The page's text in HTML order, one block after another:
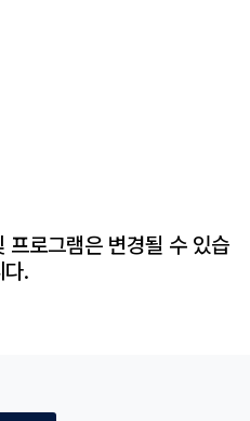
로그램은 변경될 수 있습
다.